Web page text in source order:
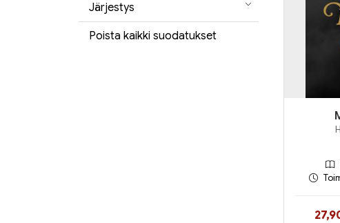
Järjestys
Poista kaikki suodatukset